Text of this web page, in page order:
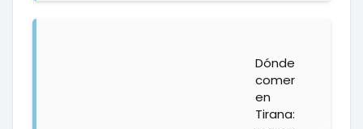
Dónde
comer
en
Tirana: